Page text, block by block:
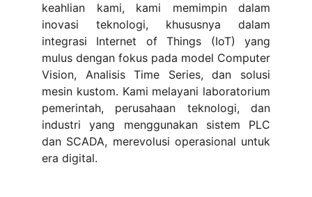
keahlian kami, kami memimpin dalam
inovasi teknologi, khususnya dalam
integrasi Internet of Things (IoT) yang
mulus dengan fokus pada model Computer
Vision, Analisis Time Series, dan solusi
mesin kustom. Kami melayani laboratorium
pemerintah, perusahaan teknologi, dan
industri yang menggunakan sistem PLC
dan SCADA, merevolusi operasional untuk
era digital.